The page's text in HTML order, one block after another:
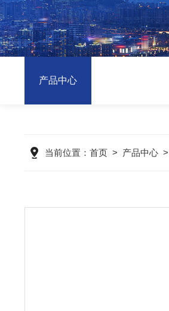
产品中心
当前位置： 首页> 产品中心>